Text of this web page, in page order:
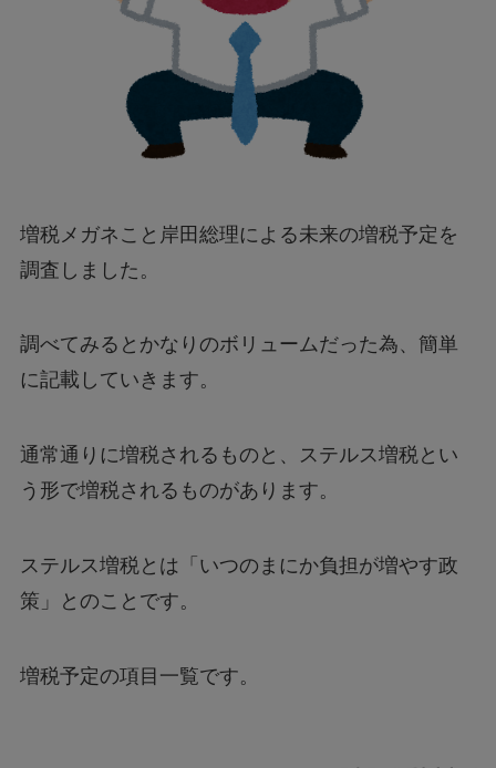
増税メガネこと岸田総理による未来の増税予定を
調査しました。
調べてみるとかなりのボリュームだった為、簡単
に記載していきます。
通常通りに増税されるものと、ステルス増税とい
う形で増税されるものがあります。
ステルス増税とは「いつのまにか負担が増やす政
策」とのことです。
増税予定の項目一覧です。